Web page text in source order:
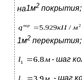
на1м2 покрытия;
1м2 перекрытия;
- шаг
- шаг